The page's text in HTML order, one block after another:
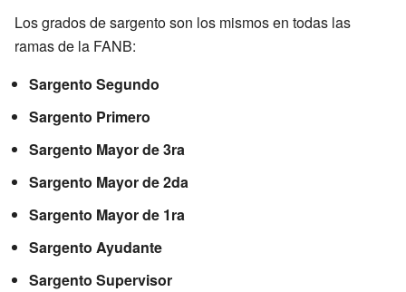
Los grados de sargento son los mismos en todas las
ramas de la FANB:
Sargento Segundo
Sargento Primero
Sargento Mayor de 3ra
Sargento Mayor de 2da
Sargento Mayor de 1ra
Sargento Ayudante
Sargento Supervisor